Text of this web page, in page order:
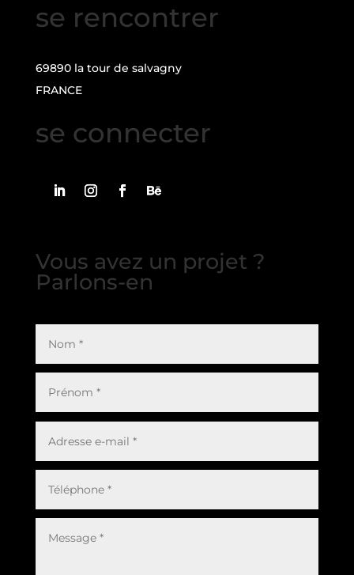
se rencontrer
69890 la tour de salvagny
FRANCE
se connecter
Vous avez un projet ?
Parlons-en